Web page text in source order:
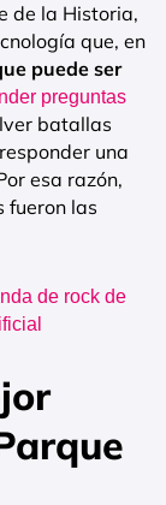
de la Historia,
que, en
puede ser
preguntas
batallas
una
esa razón,
fueron las
de rock de